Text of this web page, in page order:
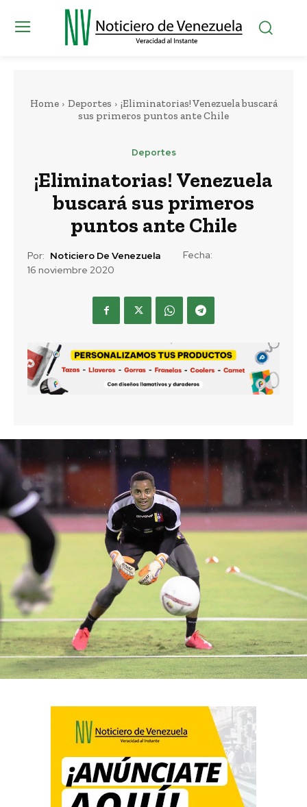
Home Deportes
¡Eliminatorias! Venezuela buscará
sus primeros puntos ante Chile
Deportes
¡Eliminatorias! Venezuela
buscará sus primeros
puntos ante Chile
Por: Noticiero De Venezuela
Fecha:
16 noviembre 2020